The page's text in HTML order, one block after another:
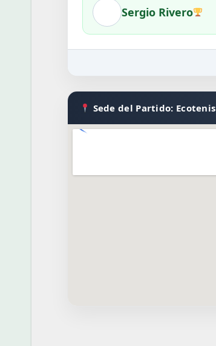
Sergio Rivero
Sede del Partido: Ecotenis